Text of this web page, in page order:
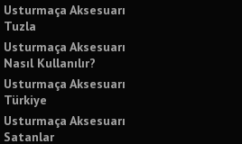
Usturmaça Aksesuarı
Tuzla
Usturmaça Aksesuarı
Nasıl Kullanılır?
Usturmaça Aksesuarı
Türkiye
Usturmaça Aksesuarı
Satanlar